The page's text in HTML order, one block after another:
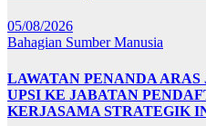
05/08/2026
Bahagian Sumber Manusia
LAWATAN PENANDA
UPSI KE JABATAN
KERJASAMA STRATEGIK